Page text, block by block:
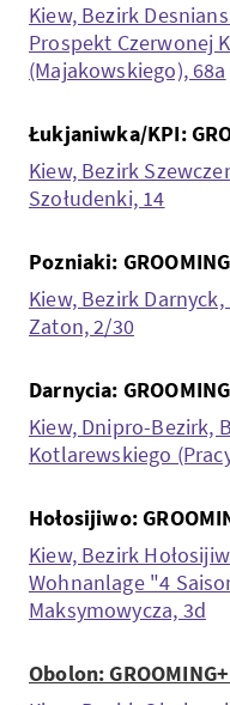
Kiew, Bezirk
Prospekt Czerwonej
(Majakowskiego), 68a
Łukjaniwka/KPI:
Kiew, Bezirk
Szołudenki, 14
Pozniaki:
Kiew, Bezirk
Zaton, 2/30
Darnycia:
Kiew, Dnipro-Bezirk,
Kotlarewskiego
Hołosijiwo:
Kiew, Bezirk
Wohnanlage "4
Maksymowycza, 3d
Obolon: